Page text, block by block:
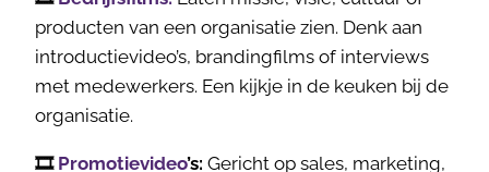
producten van een organisatie zien. Denk aan
introductievideo’s, brandingfilms of interviews
met medewerkers. Een kijkje in de keuken bij de
organisatie.
🎞️ Promotievideo’s: Gericht op sales, marketing,